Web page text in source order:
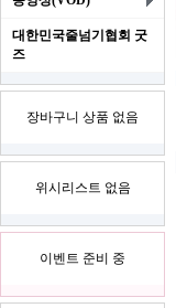
대한민국줄넘기협회 굿
즈
장바구니 상품 없음
위시리스트 없음
이벤트 준비 중